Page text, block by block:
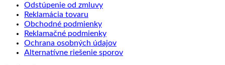
viacero
variantov.
Možnosti
môžete
Odstúpenie od zmluvy
Reklamácia tovaru
Obchodné podmienky
Reklamačné podmienky
Ochrana osobných údajov
Alternatívne riešenie sporov